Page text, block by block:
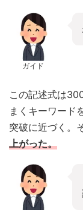
ガイド
この記述式は
まくキーワード
突破に近づく。
上がった。